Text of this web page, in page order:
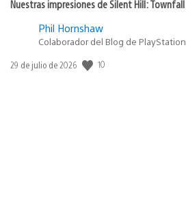
Nuestras impresiones de Silent Hill: Townfall
Phil Hornshaw
Colaborador del Blog de PlayStation
Fecha
29 de julio de 2026 10